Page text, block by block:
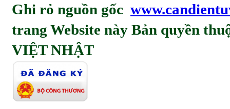
Ghi rỏ nguồn gốc
trang Website này Bản quyền
VIỆT NHẬT